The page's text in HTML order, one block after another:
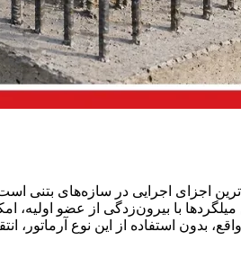
اجزای اجرایی در سازه‌های بتنی
با بیرون‌زدگی از عضو
بدون استفاده از این نوع آرماتور،